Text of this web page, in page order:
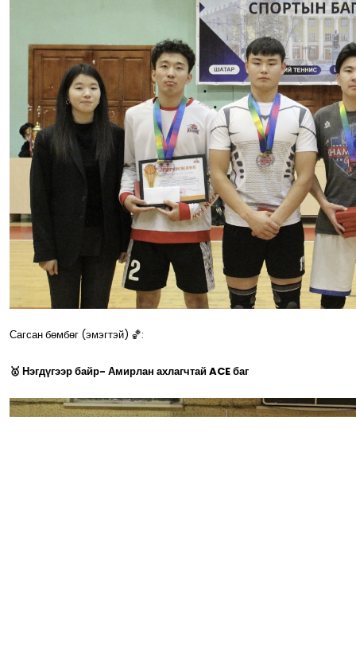
Сагсан бөмбөг (эмэгтэй) 🏀:
🥇 Нэгдүгээр байр- Амирлан ахлагчтай ACE баг